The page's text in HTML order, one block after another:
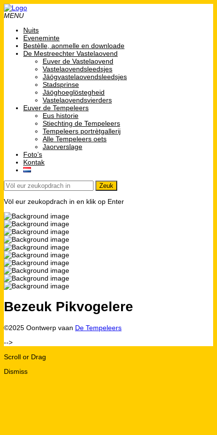
MENU
Nuits
Eveneminte
Bestèlle, aonmelle en downloade
De Mestreechter Vastelaovend
Euver de Vastelaovend
Vastelaovendsleedsjes
Jäögvastelaovendsleedsjes
Stadsprinse
Jäöghoeglöstegheid
Vastelaovendsvierders
Euver de Tempeleers
Eus historie
Stiechting de Tempeleers
Tempeleers portrètgallerij
Alle Tempeleers oets
Jaorverslage
Foto’s
Kontak
Völ eur zeukopdrach in en klik op Enter
Bezeuk Pikvogelere
©2025 Oontwerp vaan De Tempeleers
-->
Scroll or Drag
Dismiss